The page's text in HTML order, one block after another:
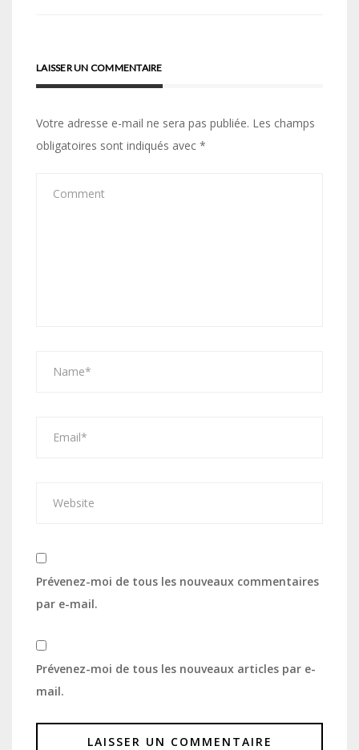
LAISSER UN COMMENTAIRE
Votre adresse e-mail ne sera pas publiée. Les champs
obligatoires sont indiqués avec *
Prévenez-moi de tous les nouveaux commentaires
par e-mail.
Prévenez-moi de tous les nouveaux articles par e-
mail.